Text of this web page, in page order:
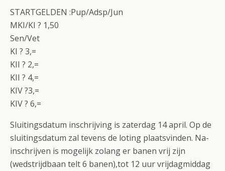
STARTGELDEN :Pup/Adsp/Jun
MKI/KI ? 1,50
Sen/Vet
KI ? 3,=
KII ? 2,=
KII ? 4,=
KIV ?3,=
KIV ? 6,=
Sluitingsdatum inschrijving is zaterdag 14 april. Op de
sluitingsdatum zal tevens de loting plaatsvinden. Na-
inschrijven is mogelijk zolang er banen vrij zijn
(wedstrijdbaan telt 6 banen),tot 12 uur vrijdagmiddag